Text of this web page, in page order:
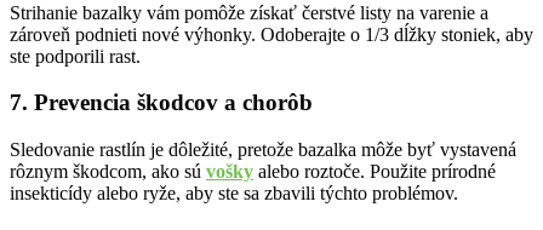
Strihanie bazalky vám pomôže získať čerstvé listy na varenie a
zároveň podnieti nové výhonky. Odoberajte o 1/3 dĺžky stoniek, aby
ste podporili rast.
7. Prevencia škodcov a chorôb
Sledovanie rastlín je dôležité, pretože bazalka môže byť vystavená
rôznym škodcom, ako sú vošky alebo roztoče. Použite prírodné
insekticídy alebo ryže, aby ste sa zbavili týchto problémov.